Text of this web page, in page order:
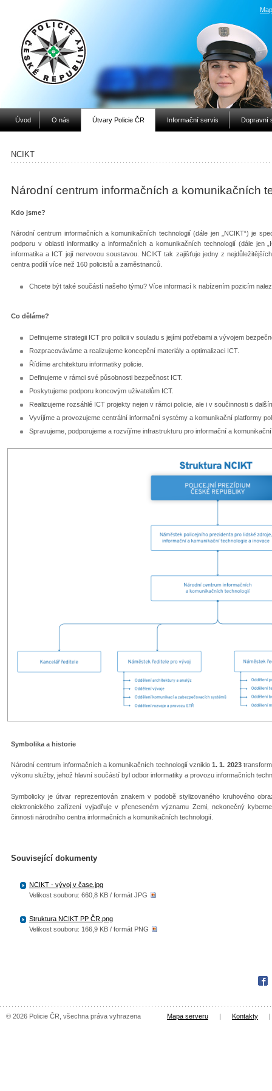
Úvod O nás Útvary Policie ČR Informační servis Dopravní
NCIKT
Národní centrum informačních a komunikačních
Kdo jsme?
Národní centrum informačních a komunikačních technologií (dále jen „NCIKT“) je
podporu v oblasti informatiky a informačních a komunikačních technologií (dále jen
informatika a ICT její nervovou soustavou. NCIKT tak zajišťuje jedny z
centra podílí více než 160 policistů a zaměstnanců.
Chcete být také součástí našeho týmu? Více informací k nabízením pozicím
Co děláme?
Definujeme strategii ICT pro policii v souladu s jejími potřebami a vývojem
Rozpracováváme a realizujeme koncepční materiály a optimalizaci ICT.
Řídíme architekturu informatiky policie.
Definujeme v rámci své působnosti bezpečnost ICT.
Poskytujeme podporu koncovým uživatelům ICT.
Realizujeme rozsáhlé ICT projekty nejen v rámci policie, ale i v součinnosti s
Vyvíjíme a provozujeme centrální informační systémy a komunikační platformy
Spravujeme, podporujeme a rozvíjíme infrastrukturu pro informační a
Symbolika a historie
Národní centrum informačních a komunikačních technologií vzniklo1. 1. 2023
výkonu služby, jehož hlavní součástí byl odbor informatiky a provozu informačních
Symbolicky je útvar reprezentován znakem v podobě stylizovaného kruhového
elektronického zařízení vyjadřuje v přeneseném významu Zemi, nekonečný
činnosti národního centra informačních a komunikačních technologií.
Související dokumenty
NCIKT - vývoj v čase.jpg
Velikost souboru: 660,8 KB / formát JPG
Struktura NCIKT PP ČR.png
Velikost souboru: 166,9 KB / formát PNG
© 2026 Policie ČR, všechna práva vyhrazena Mapa serveru Kontakty